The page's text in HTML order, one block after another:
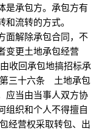
承包方。承包方有
转和流转的方式。
解除承包合同，不
变更土地承包经营
收回承包地搞招标承
三十六条 土地承包
应当由当事人双方协
组织和个人不得擅自
营权采取转包、出